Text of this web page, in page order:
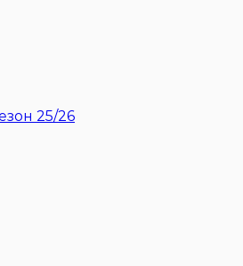
25/26